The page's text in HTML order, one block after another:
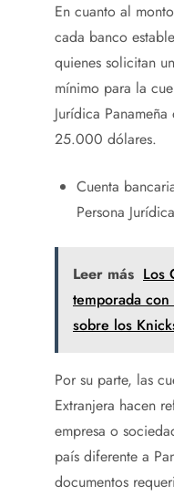
En cuanto al
cada banco
quienes solicitan
mínimo para la
Jurídica
25.000 dólares.
Cuenta
Persona
Leer más Los
temporada
sobre los
Por su parte, las
Extranjera hacen
empresa o
país diferente a
documentos